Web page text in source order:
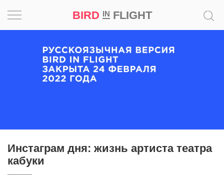
BIRD INFLIGHT
Инстаграм дня: жизнь артиста театра
кабуки